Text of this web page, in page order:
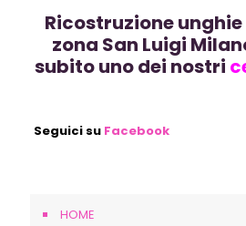
Ricostruzione
zona San Luigi
subito uno dei nostri
Seguici su Facebook
HOME